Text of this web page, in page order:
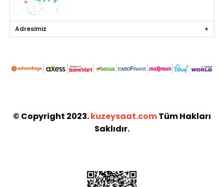
Adresimiz
© Copyright 2023.kuzeysaat.comTüm Hakları
Saklıdır.